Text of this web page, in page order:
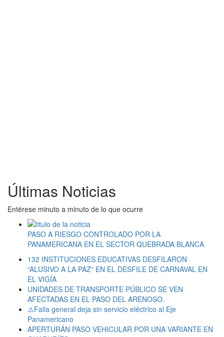
Últimas Noticias
Entérese minuto a minuto de lo que ocurre
PASO A RIESGO CONTROLADO POR LA
PANAMERICANA EN EL SECTOR QUEBRADA BLANCA
132 INSTITUCIONES EDUCATIVAS DESFILARON
“ALUSIVO A LA PAZ” EN EL DESFILE DE CARNAVAL EN
EL VIGÍA
UNIDADES DE TRANSPORTE PÚBLICO SE VEN
AFECTADAS EN EL PASO DEL ARENOSO.
⚠️Falla general deja sin servicio eléctrico al Eje
Panamericano
APERTURÁN PASO VEHICULAR POR UNA VARIANTE EN